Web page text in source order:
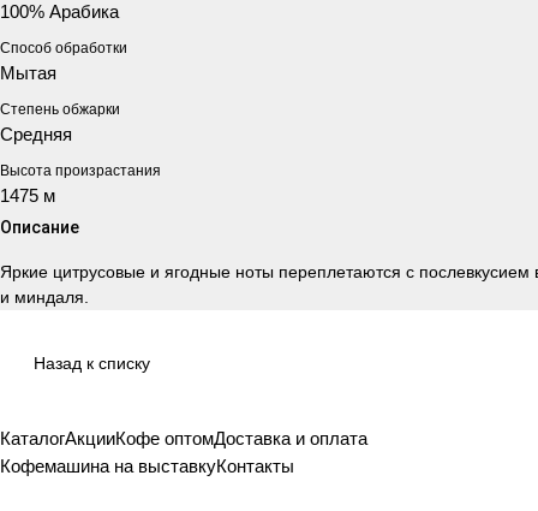
100% Арабика
Способ обработки
Мытая
Степень обжарки
Средняя
Высота произрастания
1475 м
Описание
Яркие цитрусовые и ягодные ноты переплетаются с послевкусием
и миндаля.
Назад к списку
КаталогАкцииКофе оптомДоставка и оплата
Кофемашина на выставкуКонтакты